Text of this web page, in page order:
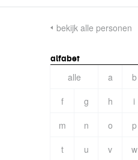
bekijk alle personen
alfabet
alle a b
f
g h i
m
n o p
t
u v w